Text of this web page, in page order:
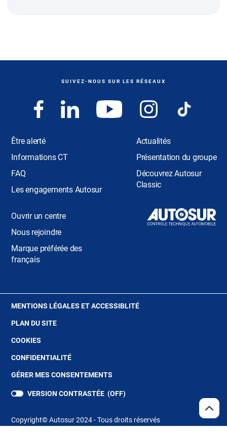
EN
SUIVEZ-NOUS SUR LES RÉSEAUX
Être alerté
Informations CT
FAQ
Les engagements Autosur
Actualités
Présentation du groupe
Découvrez Autosur
Classic
Ouvrir un centre
Nous rejoindre
Marque préférée des
français
MENTIONS LÉGALES ET ACCESSIBLITÉ(OUVRE
PLAN DU SITE
COOKIES
UNE
FENÊTRE)
CONFIDENTIALITÉ(OUVRE
UNE
FENÊTRE)
GÉRER MES CONSENTEMENTS
VERSION CONTRASTÉE (OFF)
Copyright© Autosur 2024 - Tous droits réservés